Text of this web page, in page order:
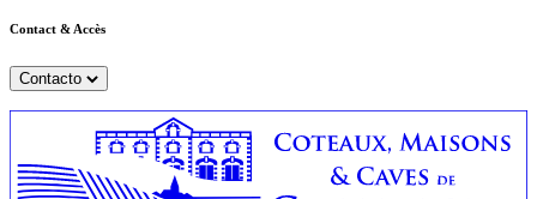
Contact & Accès
Contacto